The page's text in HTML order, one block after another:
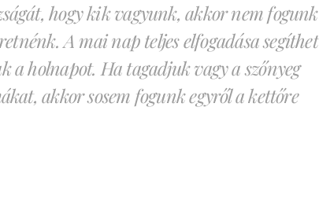
hogy kik vagyunk, akkor nem fogunk
A mai nap teljes elfogadása segíthet
a holnapot. Ha tagadjuk vagy a szőnyeg
akkor sosem fogunk egyről a kettőre